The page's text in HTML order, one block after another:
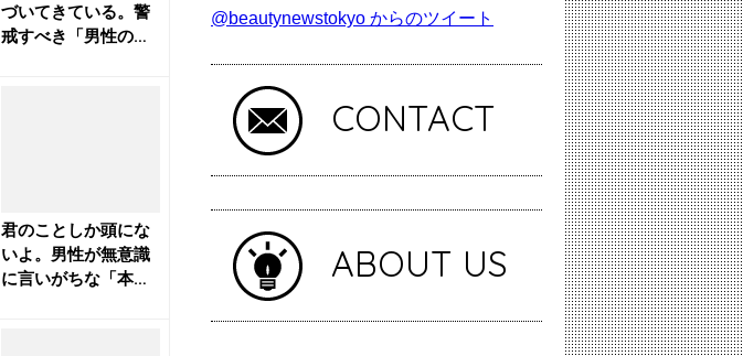
づいてきている。警
戒すべき「男性のセ
君のことしか頭にな
いよ。男性が無意識
に言いがちな「本命
@beautynewstokyo からのツイート
CONTACT
ABOUT US